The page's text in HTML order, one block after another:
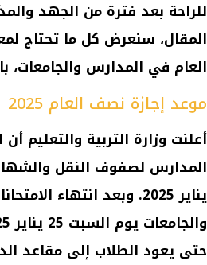
للراحة بعد فترة من الجهد
المقال، سنعرض كل ما تحتاج
العام في المدارس والجامعات،
موعد إجازة نصف العام 2025
يناير 2025. وبعد
حتى يعود الطلاب إلى مقاعد